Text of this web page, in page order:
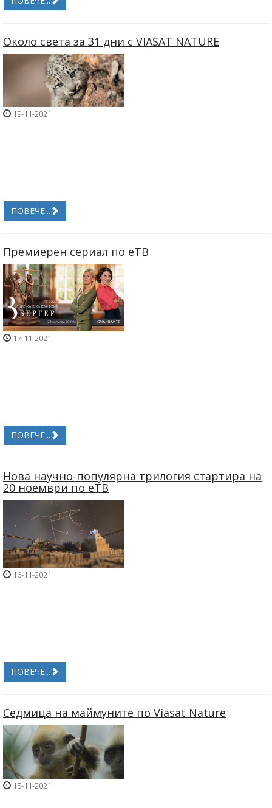
Около света за 31 дни с VIASAT NATURE
19-11-2021
ПОВЕЧЕ...
Премиерен сериал по еТВ
17-11-2021
ПОВЕЧЕ...
Нова научно-популярна трилогия стартира на
20 ноември по еТВ
16-11-2021
ПОВЕЧЕ...
Седмица на маймуните по Viasat Nature
15-11-2021